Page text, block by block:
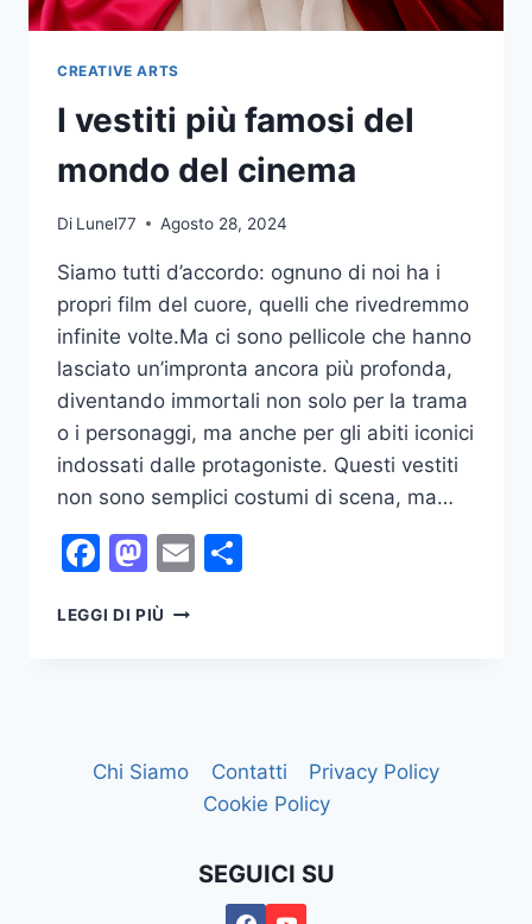
CREATIVE ARTS
I vestiti più famosi del
mondo del cinema
Di Lunel77 Agosto 28, 2024
Siamo tutti d’accordo: ognuno di noi ha i
propri film del cuore, quelli che rivedremmo
infinite volte.Ma ci sono pellicole che hanno
lasciato un’impronta ancora più profonda,
diventando immortali non solo per la trama
o i personaggi, ma anche per gli abiti iconici
indossati dalle protagoniste. Questi vestiti
non sono semplici costumi di scena, ma…
Facebook
Mastodon
Email
LEGGI DI PIÙ
CINEMA
Chi Siamo Contatti
Privacy Policy
Cookie Policy
SEGUICI SU